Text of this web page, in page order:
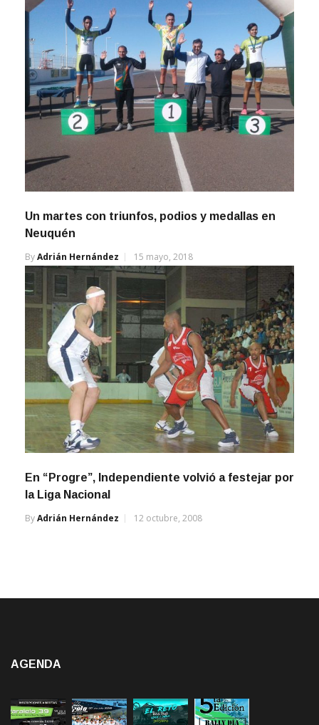
Un martes con triunfos, podios y medallas en
Neuquén
ByAdrián Hernández 15 mayo, 2018
En “Progre”, Independiente volvió a festejar por
la Liga Nacional
ByAdrián Hernández 12 octubre, 2008
AGENDA